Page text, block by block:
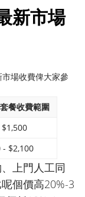
新市場
場收費俾大家參
餐收費範圍
- $2,100
上門人工同
個價高20%-3